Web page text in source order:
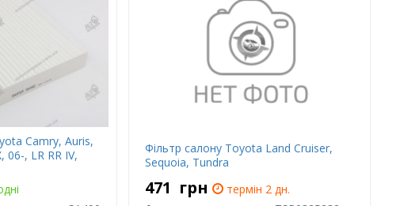
Camry, Auris,
06-, LR RR IV,
Фільтр салону Toyota Land Cruiser,
Sequoia, Tundra
471 грн
термін 2 дн.